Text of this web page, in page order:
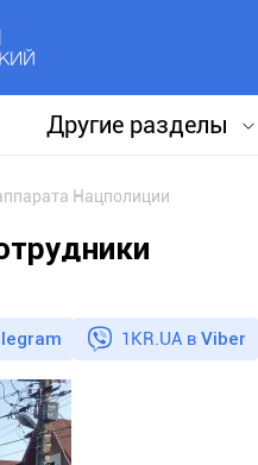
Другие разделы
Нацполиции
1KR.UA в Viber